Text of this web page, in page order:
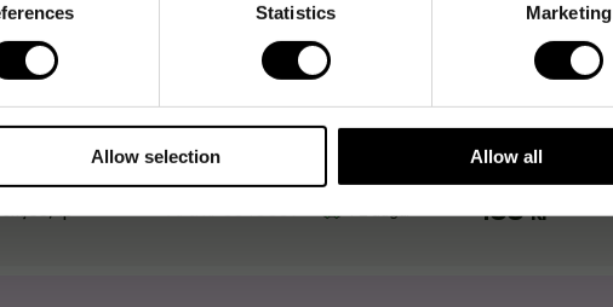
Statistics Marketing
Allow selection Allow all
50/fp Art. nr9040007 188kr